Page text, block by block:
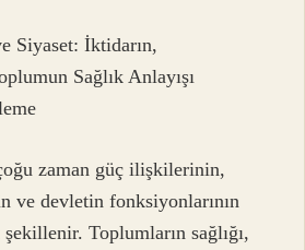
Siyaset: İktidarın,
Sağlık Anlayışı
zaman güç ilişkilerinin,
ve devletin fonksiyonlarının
Toplumların sağlığı,